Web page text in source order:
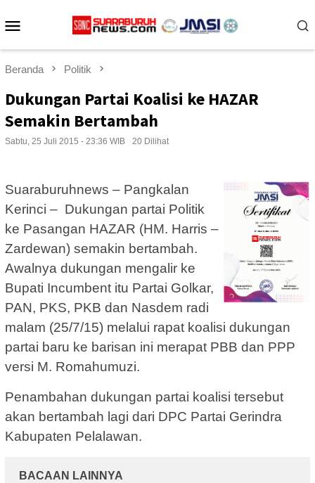
ke
Beranda Politik
Dukungan Partai Koalisi ke HAZAR
Semakin Bertambah
Sabtu, 25 Juli 2015 - 23:36 WIB 20 Dilihat
Suaraburuhnews – Pangkalan
Kerinci – Dukungan partai Politik
ke Pasangan HAZAR (HM. Harris –
Zardewan) semakin bertambah.
Awalnya dukungan mengalir ke
Bupati Incumbent itu Partai Golkar,
PAN, PKS, PKB dan Nasdem radi
malam (25/7/15) melalui rapat koalisi dukungan
partai baru ke barisan ini merapat PBB dan PPP
versi M. Romahumuzi.
Penambahan dukungan partai koalisi tersebut
akan bertambah lagi dari DPC Partai Gerindra
Kabupaten Pelalawan.
BACAAN LAINNYA